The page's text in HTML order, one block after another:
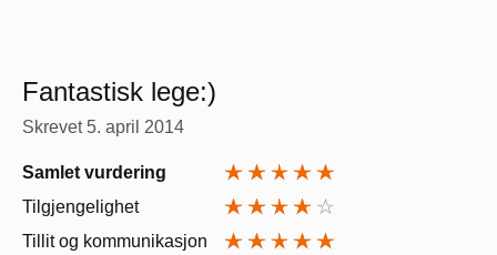
Fantastisk lege:)
Skrevet 5. april 2014
Samlet vurdering
Tilgjengelighet
Tillit og kommunikasjon